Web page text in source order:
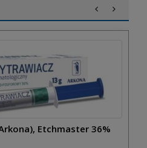
Etchmaster 36%